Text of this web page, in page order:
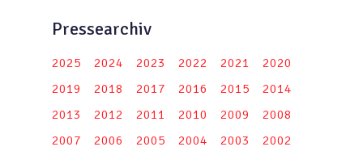
Pressearchiv
2025 2024 2023 2022 2021
2020
2019
2018 2017 2016 2015
2014
2013
2012 2011 2010 2009
2008
2007
2006 2005 2004 2003
2002